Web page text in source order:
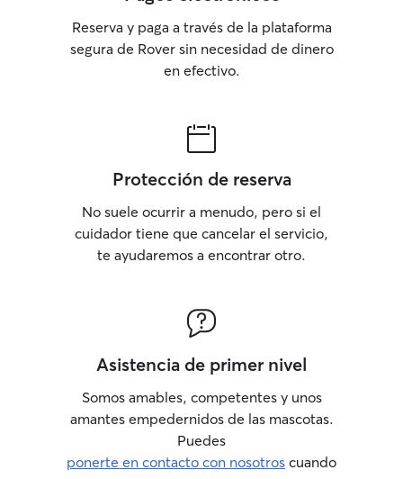
Reserva y paga a través de la plataforma
segura de Rover sin necesidad de dinero
en efectivo.
Protección de reserva
No suele ocurrir a menudo, pero si el
cuidador tiene que cancelar el servicio,
te ayudaremos a encontrar otro.
Asistencia de primer nivel
Somos amables, competentes y unos
amantes empedernidos de las mascotas.
Puedes
ponerte en contacto con nosotros cuando